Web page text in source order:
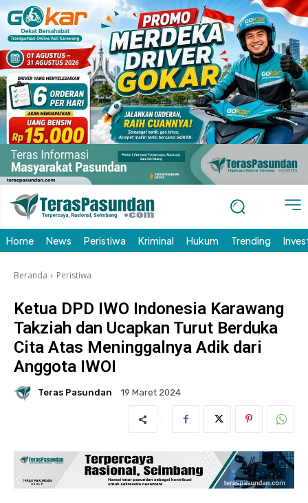
Home News Peristiwa Kriminal Hukum Trending
Beranda Peristiwa
Ketua DPD IWO Indonesia Karawang
Takziah dan Ucapkan Turut Berduka
Cita Atas Meninggalnya Adik dari
Anggota IWOI
Teras Pasundan 19 Maret 2024